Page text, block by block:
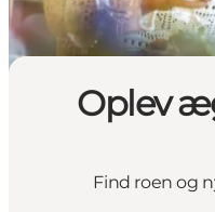
Oplev
Find roen og